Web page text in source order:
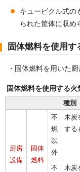
キュービクル式の
られた筐体に収め
固体燃料を使用
・固体燃料を用いた
固体燃料を使用する
種別
厨房
設備
固体
燃料
不
燃
以
外
木炭
する
不
木炭